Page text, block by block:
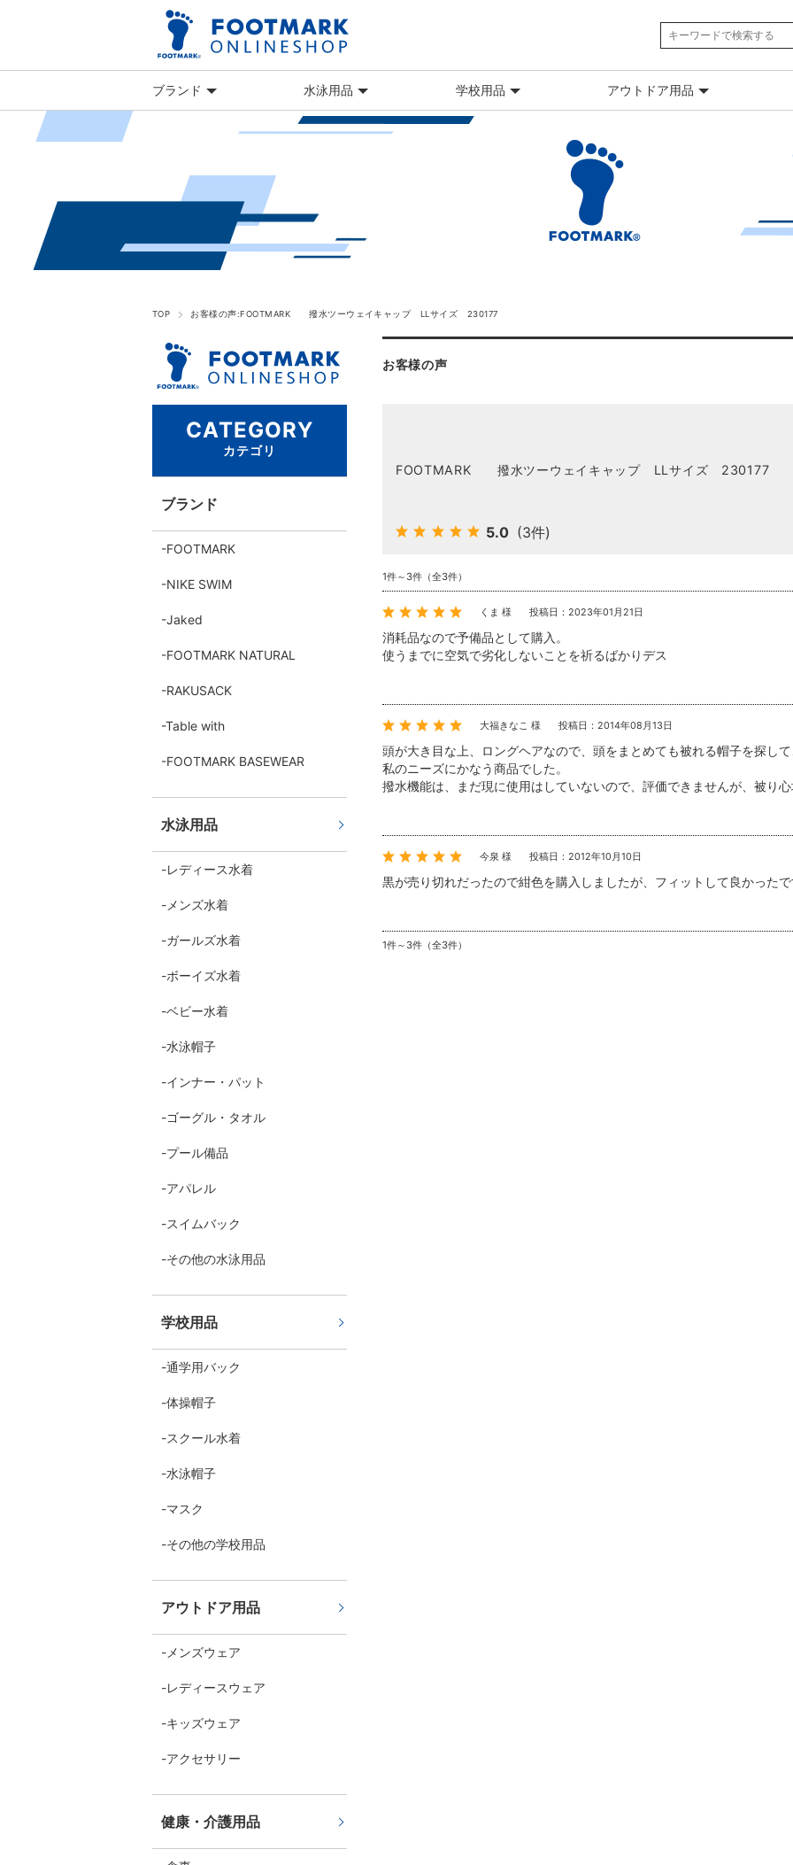
ブランド 水泳用品 学校用品 アウトドア用品
TOP お客様の声:FOOTMARK 撥水ツーウェイキャップ LLサイズ 230177
お客様の声
FOOTMARK 撥水ツーウェイキャップ LLサイズ 230177
5.0 (3件)
1件～3件（全3件）
くま 様 投稿日：2023年01月21日
消耗品なので予備品として購入。
使うまでに空気で劣化しないことを祈るばかりデス
大福きなこ 様 投稿日：2014年08月13日
頭が大き目な上、ロングヘアなので、頭をまとめても被れる帽子を探し
私のニーズにかなう商品でした。
撥水機能は、まだ現に使用はしていないので、評価できませんが、被り
今泉 様 投稿日：2012年10月10日
黒が売り切れだったので紺色を購入しましたが、フィットして良かった
1件～3件（全3件）
CATEGORY
カテゴリ
ブランド
FOOTMARK
NIKE SWIM
Jaked
FOOTMARK NATURAL
RAKUSACK
Table with
FOOTMARK BASEWEAR
水泳用品
レディース水着
メンズ水着
ガールズ水着
ボーイズ水着
ベビー水着
水泳帽子
インナー・パット
ゴーグル・タオル
プール備品
アパレル
スイムバック
その他の水泳用品
学校用品
通学用バック
体操帽子
スクール水着
水泳帽子
マスク
その他の学校用品
アウトドア用品
メンズウェア
レディースウェア
キッズウェア
アクセサリー
健康・介護用品